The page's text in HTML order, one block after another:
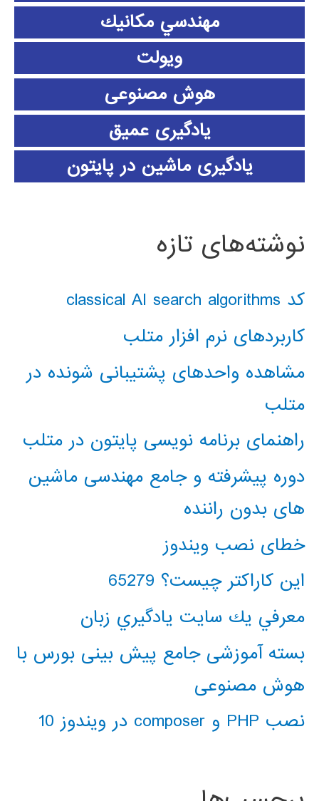
مهندسي مكانيك
ویولت
هوش مصنوعی
یادگیری عمیق
یادگیری ماشین در پایتون
نوشته‌های تازه
کد classical AI search algorithms
کاربردهای نرم افزار متلب
مشاهده واحدهای پشتیبانی شونده در
متلب
راهنمای برنامه نویسی پایتون در متلب
دوره پیشرفته و جامع مهندسی ماشین
های بدون راننده
خطای نصب ویندوز
این کاراکتر چیست؟ 65279
معرفي يك سايت يادگيري زبان
بسته آموزشی جامع پیش بینی بورس با
هوش مصنوعی
نصب PHP و composer در ویندوز 10